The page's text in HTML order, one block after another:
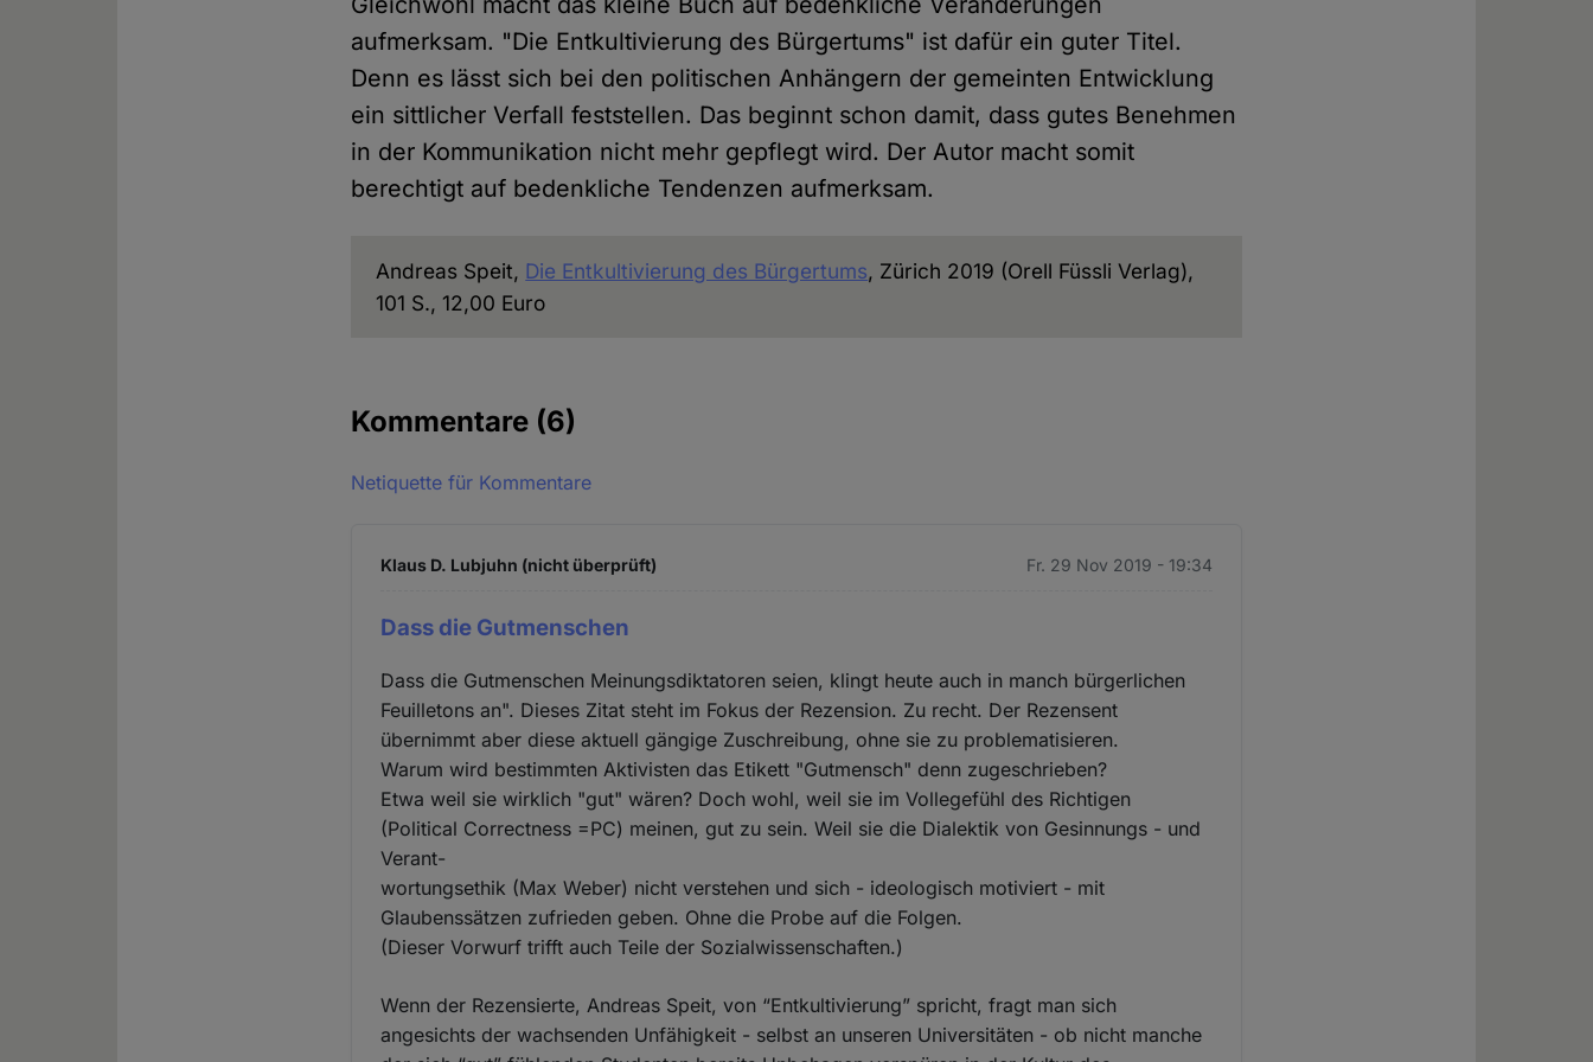
aufmerksam. "Die Entkultivierung des Bürgertums" ist dafür ein guter Titel.
Denn es lässt sich bei den politischen Anhängern der gemeinten Entwicklung
ein sittlicher Verfall feststellen. Das beginnt schon damit, dass gutes Benehmen
in der Kommunikation nicht mehr gepflegt wird. Der Autor macht somit
berechtigt auf bedenkliche Tendenzen aufmerksam.
Andreas Speit, Die Entkultivierung des Bürgertums, Zürich 2019 (Orell Füssli Verlag),
101 S., 12,00 Euro
Kommentare (6)
Netiquette für Kommentare
Klaus D. Lubjuhn (nicht überprüft) Fr. 29 Nov 2019 - 19:34
Dass die Gutmenschen
Dass die Gutmenschen Meinungsdiktatoren seien, klingt heute auch in manch bürgerlichen
Feuilletons an". Dieses Zitat steht im Fokus der Rezension. Zu recht. Der Rezensent
übernimmt aber diese aktuell gängige Zuschreibung, ohne sie zu problematisieren.
Warum wird bestimmten Aktivisten das Etikett "Gutmensch" denn zugeschrieben?
Etwa weil sie wirklich "gut" wären? Doch wohl, weil sie im Vollegefühl des Richtigen
(Political Correctness =PC) meinen, gut zu sein. Weil sie die Dialektik von Gesinnungs - und
Verant-
wortungsethik (Max Weber) nicht verstehen und sich - ideologisch motiviert - mit
Glaubenssätzen zufrieden geben. Ohne die Probe auf die Folgen.
(Dieser Vorwurf trifft auch Teile der Sozialwissenschaften.)
Wenn der Rezensierte, Andreas Speit, von “Entkultivierung” spricht, fragt man sich
angesichts der wachsenden Unfähigkeit - selbst an unseren Universitäten - ob nicht manche